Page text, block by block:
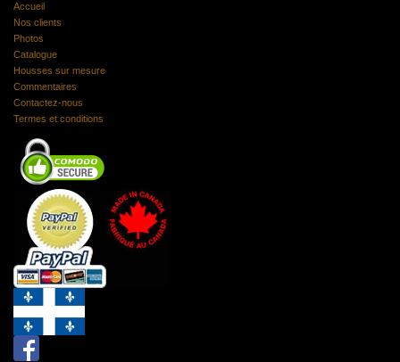
Accueil
Nos clients
Photos
Catalogue
Housses sur mesure
Commentaires
Contactez-nous
Termes et conditions